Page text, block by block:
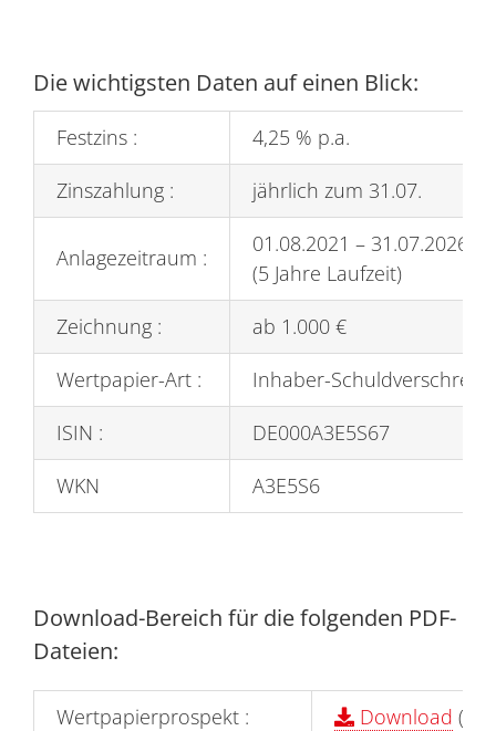
Die wichtigsten Daten auf einen Blick:
Festzins :
4,25 % p.a.
Zinszahlung :
jährlich zum 31.07.
Anlagezeitraum :
01.08.2021 – 31.07.2026
(5 Jahre Laufzeit)
Zeichnung :
ab 1.000 €
Wertpapier-Art :
Inhaber-
ISIN :
DE000A3E5S67
WKN
A3E5S6
Download-Bereich für die folgenden PDF-
Dateien:
Wertpapierprospekt : Download